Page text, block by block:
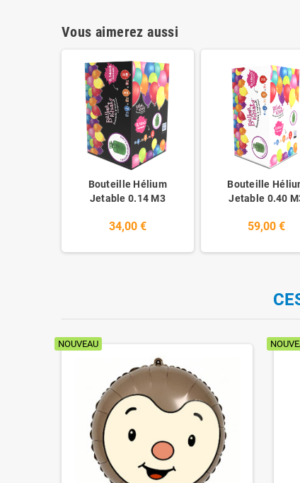
Vous aimerez aussi
Bouteille Hélium
Jetable 0.14 M3
34,00 €
Bouteille
Jetable 0.40
59,00 €
NOUVEAU